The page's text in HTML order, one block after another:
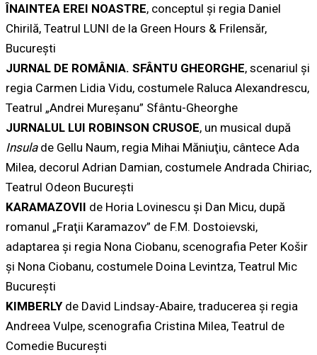
ÎNAINTEA EREI NOASTRE, conceptul şi regia Daniel
Chirilă, Teatrul LUNI de la Green Hours & Frilensăr,
București
JURNAL DE ROMÂNIA. SFÂNTU GHEORGHE, scenariul şi
regia Carmen Lidia Vidu, costumele Raluca Alexandrescu,
Teatrul „Andrei Mureşanu” Sfântu-Gheorghe
JURNALUL LUI ROBINSON CRUSOE, un musical după
Insulade Gellu Naum, regia Mihai Măniuţiu, cântece Ada
Milea, decorul Adrian Damian, costumele Andrada Chiriac,
Teatrul Odeon Bucureşti
KARAMAZOVII de Horia Lovinescu şi Dan Micu, după
romanul „Fraţii Karamazov” de F.M. Dostoievski,
adaptarea şi regia Nona Ciobanu, scenografia Peter Košir
şi Nona Ciobanu, costumele Doina Levintza, Teatrul Mic
Bucureşti
KIMBERLYde David Lindsay-Abaire, traducerea şi regia
Andreea Vulpe, scenografia Cristina Milea, Teatrul de
Comedie Bucureşti